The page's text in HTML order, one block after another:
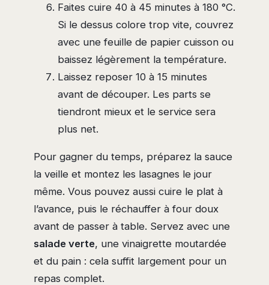
Faites cuire 40 à 45 minutes à 180 °C.
Si le dessus colore trop vite, couvrez
avec une feuille de papier cuisson ou
baissez légèrement la température.
Laissez reposer 10 à 15 minutes
avant de découper. Les parts se
tiendront mieux et le service sera
plus net.
Pour gagner du temps, préparez la sauce
la veille et montez les lasagnes le jour
même. Vous pouvez aussi cuire le plat à
l’avance, puis le réchauffer à four doux
avant de passer à table. Servez avec une
salade verte, une vinaigrette moutardée
et du pain : cela suffit largement pour un
repas complet.